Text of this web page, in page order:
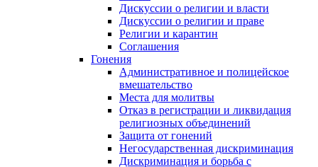
Дискуссии о религии и власти
Дискуссии о религии и праве
Религии и карантин
Соглашения
Гонения
Административное и полицейское
вмешательство
Места для молитвы
Отказ в регистрации и ликвидация
религиозных объединений
Защита от гонений
Негосударственная дискриминация
Дискриминация и борьба с